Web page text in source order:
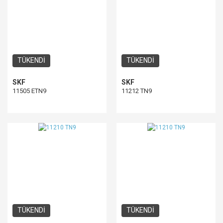
TÜKENDİ
SKF
11505 ETN9
TÜKENDİ
SKF
11212 TN9
TÜKENDİ TÜKENDİ